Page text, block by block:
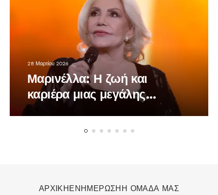
28 Μαρτίου 2026
Μαρινέλλα: Η ζωή και
καριέρα μιας μεγάλης
τραγουδίστριας
ΑΡΧΙΚΗΕΝΗΜΕΡΩΣΗΗ ΟΜΑΔΑ ΜΑΣ